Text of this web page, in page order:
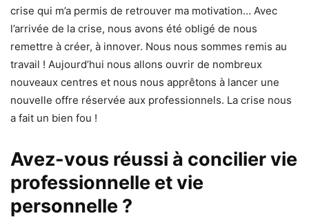
crise qui m’a permis de retrouver ma motivation… Avec
l’arrivée de la crise, nous avons été obligé de nous
remettre à créer, à innover. Nous nous sommes remis au
travail ! Aujourd’hui nous allons ouvrir de nombreux
nouveaux centres et nous nous apprêtons à lancer une
nouvelle offre réservée aux professionnels. La crise nous
a fait un bien fou !
Avez-vous réussi à concilier vie
professionnelle et vie
personnelle ?